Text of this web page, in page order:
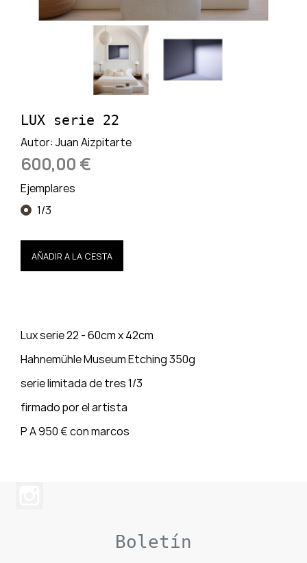
LUX serie 22
Autor: Juan Aizpitarte
600,00 €
Ejemplares
1/3
AÑADIR A LA CESTA
Lux serie 22 - 60cm x 42cm
Hahnemühle Museum Etching 350g
serie limitada de tres 1/3
firmado por el artista
P A 950 € con marcos
Boletín